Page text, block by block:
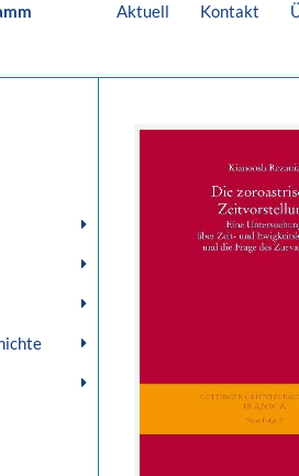
Aktuell Kontakt